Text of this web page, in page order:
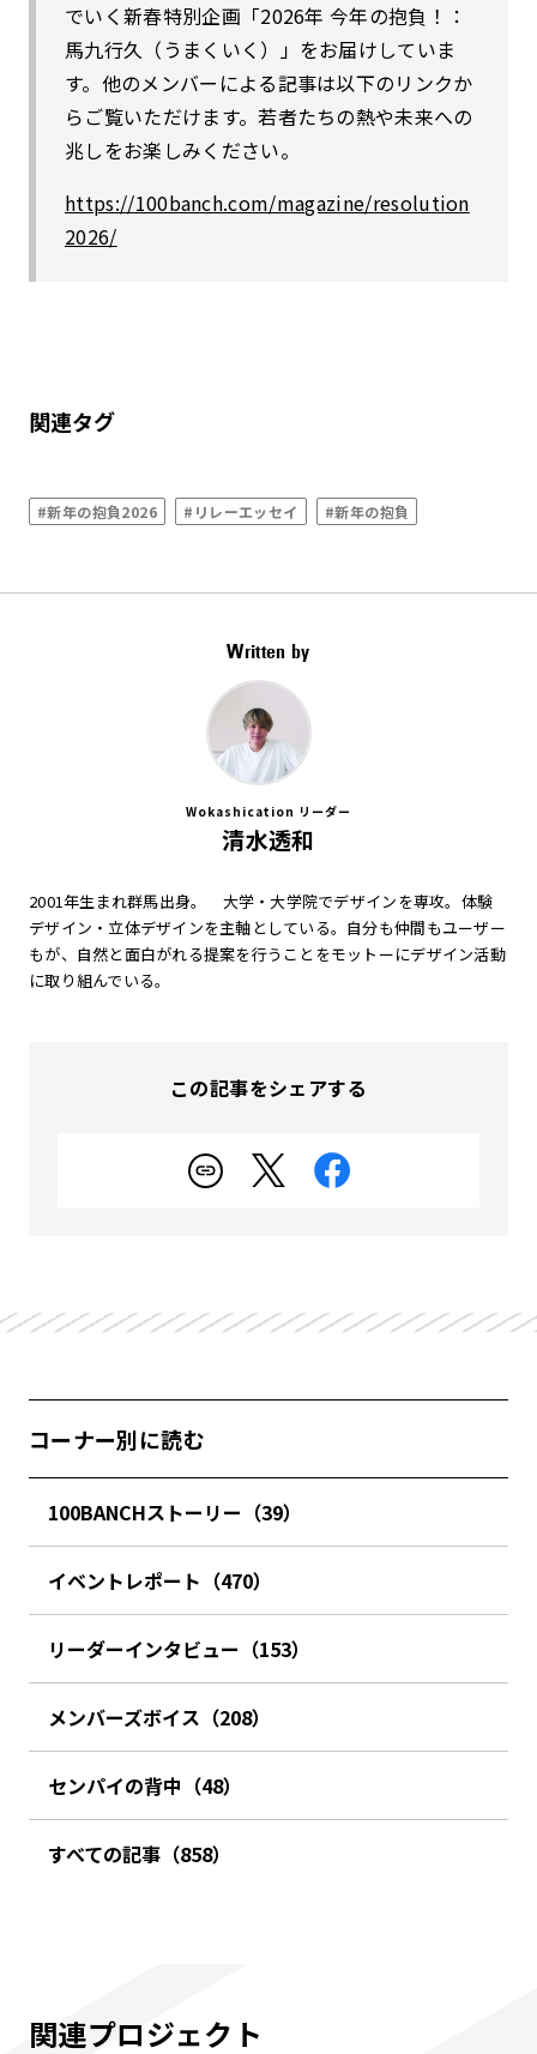
でいく新春特別企画「2026年 今年の抱負！：
馬九行久（うまくいく）」をお届けしていま
す。他のメンバーによる記事は以下のリンクか
らご覧いただけます。若者たちの熱や未来への
兆しをお楽しみください。
https://100banch.com/magazine/resolution
2026/
関連タグ
#新年の抱負2026 #リレーエッセイ #新年の抱負
Written by
Wokashication リーダー
清水透和
2001年生まれ群馬出身。 大学・大学院でデザインを専攻。体験
デザイン・立体デザインを主軸としている。自分も仲間もユーザー
もが、自然と面白がれる提案を行うことをモットーにデザイン活動
に取り組んでいる。
この記事をシェアする
コーナー別に読む
100BANCHストーリー（39）
イベントレポート（470）
リーダーインタビュー（153）
メンバーズボイス（208）
センパイの背中（48）
すべての記事（858）
関連プロジェクト